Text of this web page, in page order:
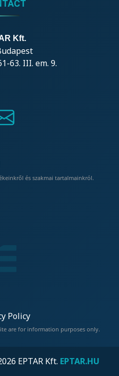
Kft.
63. III. em. 9.
és szakmai tartalmainkról.
Policy
are for information purposes only.
EPTAR Kft. EPTAR.HU